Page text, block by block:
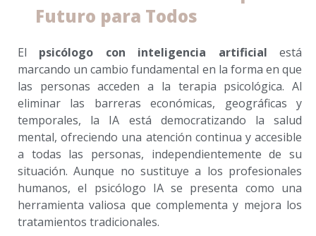
Futuro para Todos
El psicólogo con inteligencia artificial está
marcando un cambio fundamental en la forma en que
las personas acceden a la terapia psicológica. Al
eliminar las barreras económicas, geográficas y
temporales, la IA está democratizando la salud
mental, ofreciendo una atención continua y accesible
a todas las personas, independientemente de su
situación. Aunque no sustituye a los profesionales
humanos, el psicólogo IA se presenta como una
herramienta valiosa que complementa y mejora los
tratamientos tradicionales.